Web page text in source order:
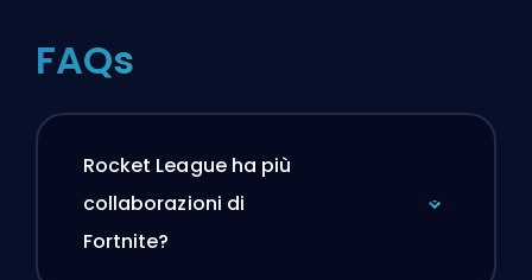
FAQs
Rocket League ha più
collaborazioni di
Fortnite?